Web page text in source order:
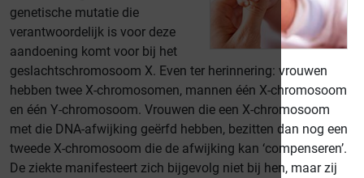
genetische mutatie die
verantwoordelijk is voor deze
aandoening komt voor bij het
geslachtschromosoom X. Even ter herinnering: vrouwen
hebben twee X-chromosomen, mannen één X-chromosoom
en één Y-chromosoom. Vrouwen die een X-chromosoom
met die DNA-afwijking geërfd hebben, bezitten dan nog een
tweede X-chromosoom die de afwijking kan ‘compenseren’.
De ziekte manifesteert zich bijgevolg niet bij hen, maar zij